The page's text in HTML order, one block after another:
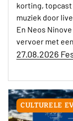
korting, topcast
muziek door
En Neos
vervoer met
27.08.2026
CULTURELE